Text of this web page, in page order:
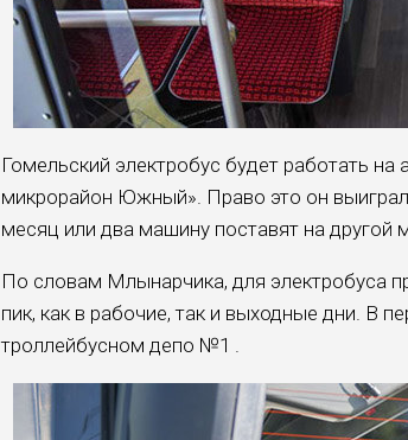
Гомельский электробус будет работать
микрорайон Южный». Право это он выиграл
месяц или два машину поставят на другой
По словам Млынарчика, для электробуса
пик, как в рабочие, так и выходные дни. В
троллейбусном депо №1 .